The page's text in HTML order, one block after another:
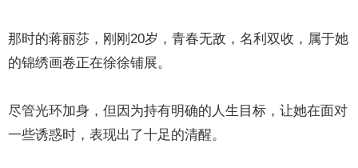
那时的蒋丽莎，刚刚20岁，青春无敌，名利双收，属于她
的锦绣画卷正在徐徐铺展。
尽管光环加身，但因为持有明确的人生目标，让她在面对
一些诱惑时，表现出了十足的清醒。